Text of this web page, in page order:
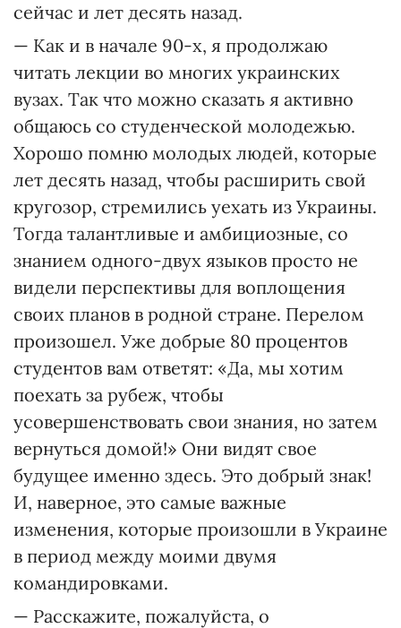
сейчас и лет десять назад.
— Как и в начале 90-х, я продолжаю
читать лекции во многих украинских
вузах. Так что можно сказать я активно
общаюсь со студенческой молодежью.
Хорошо помню молодых людей, которые
лет десять назад, чтобы расширить свой
кругозор, стремились уехать из Украины.
Тогда талантливые и амбициозные, со
знанием одного-двух языков просто не
видели перспективы для воплощения
своих планов в родной стране. Перелом
произошел. Уже добрые 80 процентов
студентов вам ответят: «Да, мы хотим
поехать за рубеж, чтобы
усовершенствовать свои знания, но затем
вернуться домой!» Они видят свое
будущее именно здесь. Это добрый знак!
И, наверное, это самые важные
изменения, которые произошли в Украине
в период между моими двумя
командировками.
— Расскажите, пожалуйста, о